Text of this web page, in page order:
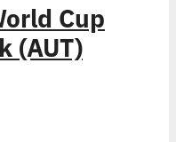
Cup
(AUT)